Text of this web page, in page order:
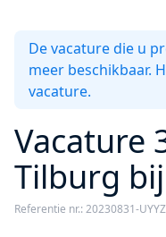
De vacature die u
meer beschikbaar.
vacature.
Vacature
Tilburg
Referentie nr.: 20230831-UYYZ